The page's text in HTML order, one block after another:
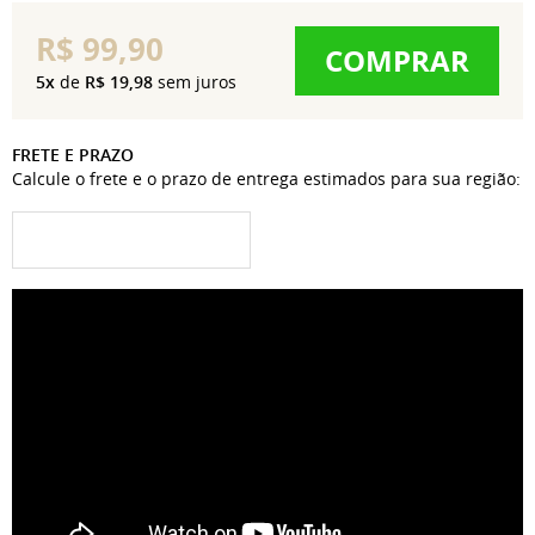
R$ 99,90
5x de R$ 19,98 sem juros COMPRAR
FRETE E PRAZO
Calcule o frete e o prazo de entrega estimados para sua região: